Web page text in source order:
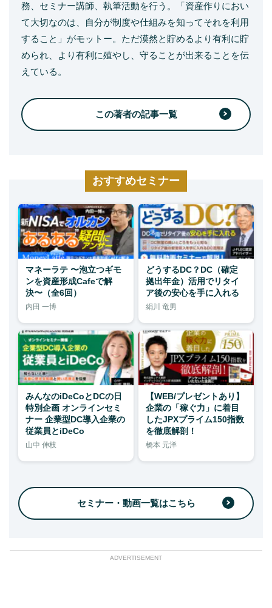
務、セミナー講師、執筆活動を行う。「資産作りにおい
て大切なのは、自分が制度や仕組みを知ってそれを利用
すること」がモットー。ただ漠然と貯めるより有利に貯
められ、より有利に殖やし、守ることが出来ることを伝
えている。
この著者の記事一覧
おすすめセミナー
マネーラテ 〜泡立つギモ
ンを資産形成Cafeで解
決〜（全6回）
内田 一博
どうするDC？DC（確定
拠出年金）活用でリタイ
ア後の安心を手に入れる
絹川 竜男
みんなのiDeCoとDCの日
特別企画 オンラインセミ
ナー 企業型DC導入企業の
従業員とiDeCo
山中 伸枝
【WEB/プレゼントあり】
企業の「稼ぐ力」に着目
したJPXプライム150指数
を徹底解剖！
橋本 元洋
セミナー・動画一覧はこちら
ADVERTISEMENT